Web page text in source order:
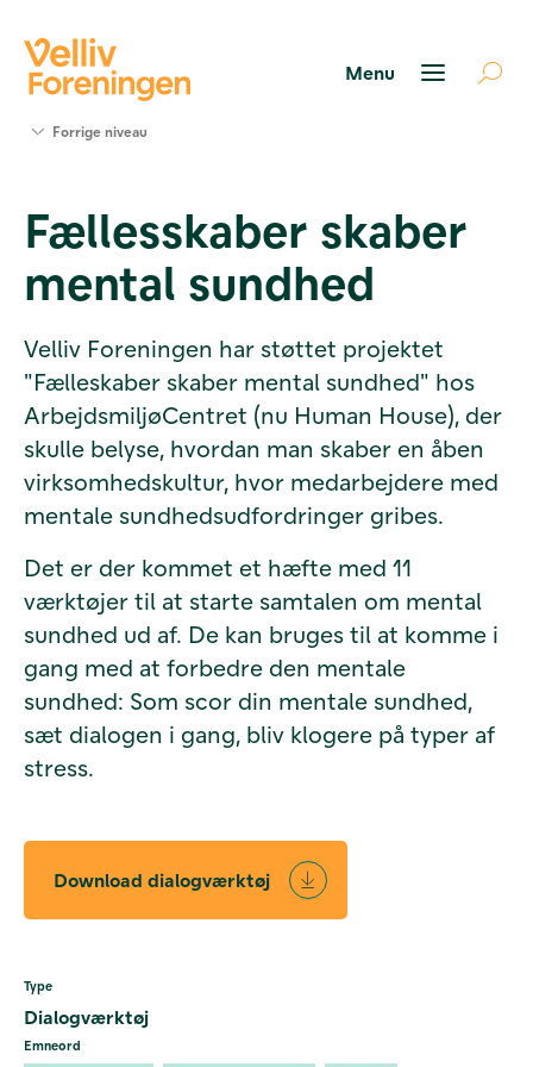
Værktøjer
og viden
Om Velliv
Foreningen
os
Forrige niveau
Fællesskaber skaber
mental sundhed
Velliv Foreningen har støttet projektet
"Fælleskaber skaber mental sundhed" hos
ArbejdsmiljøCentret (nu Human House), der
skulle belyse, hvordan man skaber en åben
virksomhedskultur, hvor medarbejdere med
mentale sundhedsudfordringer gribes.
Det er der kommet et hæfte med 11
værktøjer til at starte samtalen om mental
sundhed ud af. De kan bruges til at komme i
gang med at forbedre den mentale
sundhed: Som scor din mentale sundhed,
sæt dialogen i gang, bliv klogere på typer af
stress.
Download dialogværktøj
Type
Dialogværktøj
Emneord